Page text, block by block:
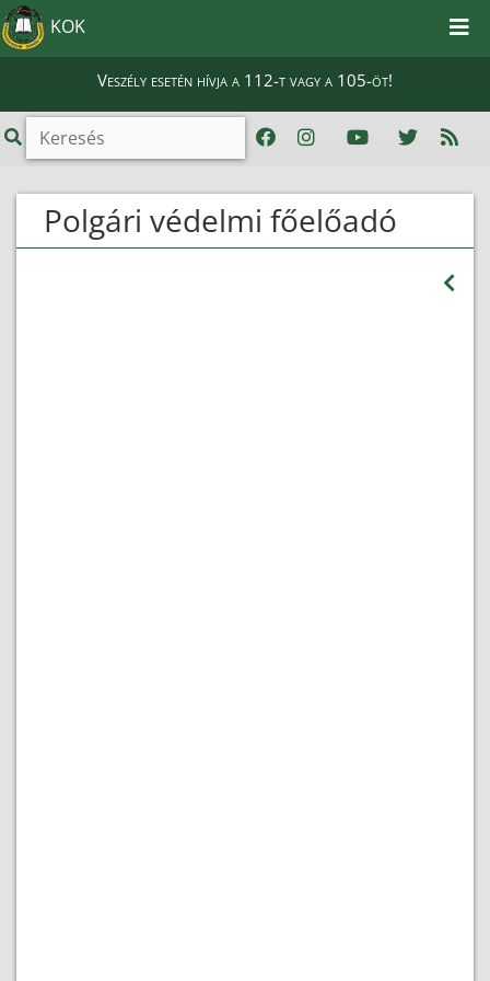
KOK
Veszély esetén hívja a 112-t vagy a 105-öt!
Polgári védelmi főelőadó